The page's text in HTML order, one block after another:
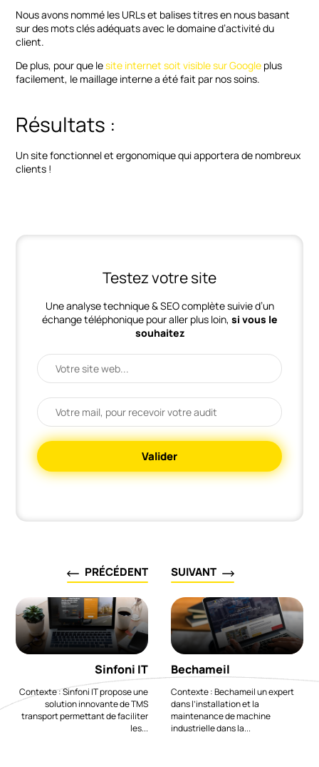
Nous avons nommé les URLs et balises titres en nous basant
sur des mots clés adéquats avec le domaine d’activité du
client.
De plus, pour que lesite internet soit visible sur Google plus
facilement, le maillage interne a été fait par nos soins.
Résultats :
Un site fonctionnel et ergonomique qui apportera de nombreux
clients !
Testez votre site
Une analyse technique & SEO complète suivie d’un
échange téléphonique pour aller plus loin, si vous le
souhaitez
Valider
PRÉCÉDENT
Sinfoni IT
Contexte : Sinfoni IT propose une
solution innovante de TMS
transport permettant de faciliter
les...
SUIVANT
Bechameil
Contexte : Bechameil un expert
dans l’installation et la
maintenance de machine
industrielle dans la...